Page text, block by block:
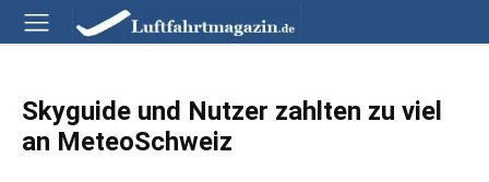
Skyguide und Nutzer zahlten zu viel
an MeteoSchweiz